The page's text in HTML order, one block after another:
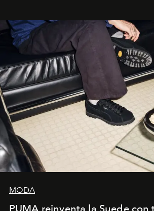
y la filosofía detrás de la propuesta.
MODA
PUMA reinventa la Suede con